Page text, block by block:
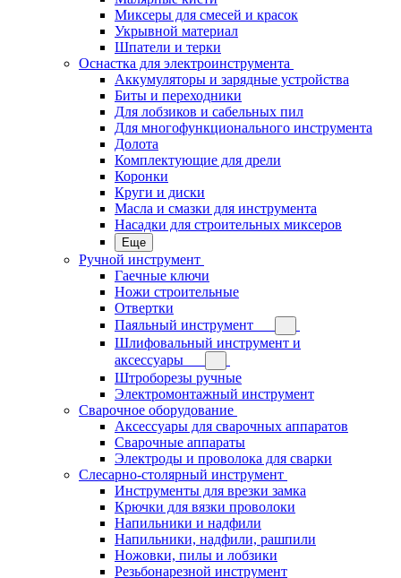
Миксеры для смесей и красок
Укрывной материал
Шпатели и терки
Оснастка для электроинструмента
Аккумуляторы и зарядные устройства
Биты и переходники
Для лобзиков и сабельных пил
Для многофункционального инструмента
Долота
Комплектующие для дрели
Коронки
Круги и диски
Масла и смазки для инструмента
Насадки для строительных миксеров
Еще
Ручной инструмент
Гаечные ключи
Ножи строительные
Отвертки
Паяльный инструмент
Шлифовальный инструмент и
аксессуары
Штроборезы ручные
Электромонтажный инструмент
Сварочное оборудование
Аксессуары для сварочных аппаратов
Сварочные аппараты
Электроды и проволока для сварки
Слесарно-столярный инструмент
Инструменты для врезки замка
Крючки для вязки проволоки
Напильники и надфили
Напильники, надфили, рашпили
Ножовки, пилы и лобзики
Резьбонарезной инструмент